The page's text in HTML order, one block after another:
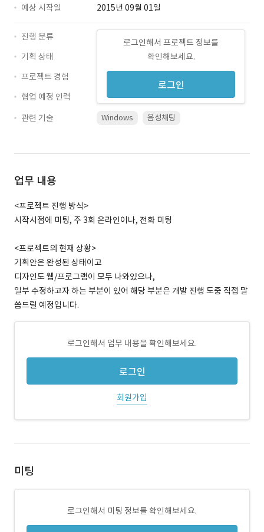
예상 시작일
2015년 09월 01일
로그인해서 프로젝트 정보를
확인해보세요.
로그인
진행 분류
기획 상태
프로젝트 경험
협업 예정 인력
관련 기술
Windows 음성채팅
업무 내용
<프로젝트 진행 방식>
시작시점에 미팅, 주 3회 온라인이나, 전화 미팅
<프로젝트의 현재 상황>
기획안은 완성된 상태이고
디자인도 웹/프로그램이 모두 나와있으나,
일부 수정하고자 하는 부분이 있어 해당 부분은 개발 진행 도중 직접 말
씀드릴 예정입니다.
로그인해서 업무 내용을 확인해보세요.
로그인
회원가입
미팅
로그인해서 미팅 정보를 확인해보세요.